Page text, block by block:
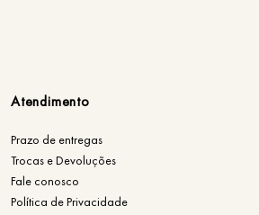
Atendimento
Prazo de entregas
Trocas e Devoluções
Fale conosco
Política de Privacidade